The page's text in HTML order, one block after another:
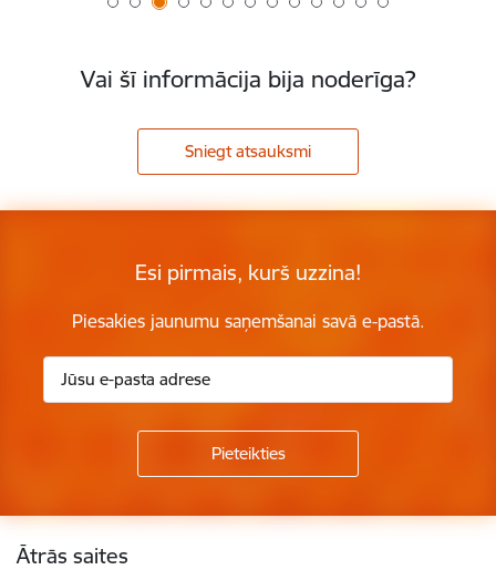
Vai šī informācija bija noderīga?
Sniegt atsauksmi
Esi pirmais, kurš uzzina!
Piesakies jaunumu saņemšanai savā e-pastā.
Kājene
Ātrās saites